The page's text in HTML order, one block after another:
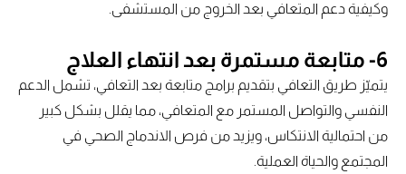
وكيفية دعم المتعافي بعد الخروج من المستشفى.
6- متابعة مستمرة بعد انتهاء العلاج
يتميّز طريق التعافي بتقديم برامج متابعة بعد التعافي، تشمل الدعم
النفسي والتواصل المستمر مع المتعافي، مما يقلل بشكل كبير
من احتمالية الانتكاس، ويزيد من فرص الاندماج الصحي في
المجتمع والحياة العملية.